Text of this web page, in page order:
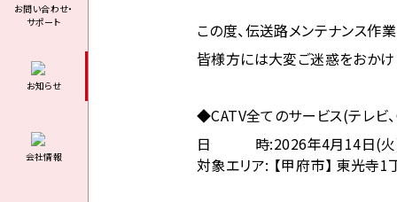
お問い合わせ・
サポート
お知らせ
会社情報
この度、伝送路メンテナンス作
皆様方には大変ご迷惑をおかけ
◆CATV全てのサービス(テレビ
日 時:2026年4月14日(
対象エリア: 【甲府市】 東光寺1